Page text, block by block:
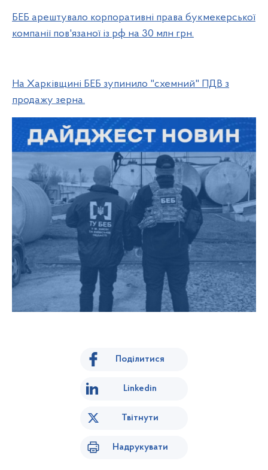
БЕБ арештувало корпоративні права букмекерської
компанії пов'язаної із рф на 30 млн грн.
На Харківщині БЕБ зупинило "схемний" ПДВ з
продажу зерна.
Поділитися
Linkedin
Твітнути
Надрукувати